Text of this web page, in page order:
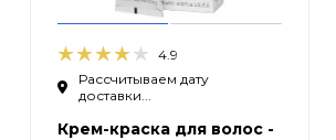
4.9
Рассчитываем дату
доставки...
Крем-краска для волос -